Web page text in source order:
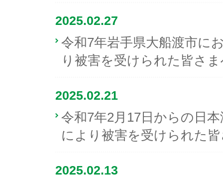
2025.02.27
令和7年岩手県大船渡市に
り被害を受けられた皆さ
2025.02.21
令和7年2月17日からの日
により被害を受けられた
2025.02.13